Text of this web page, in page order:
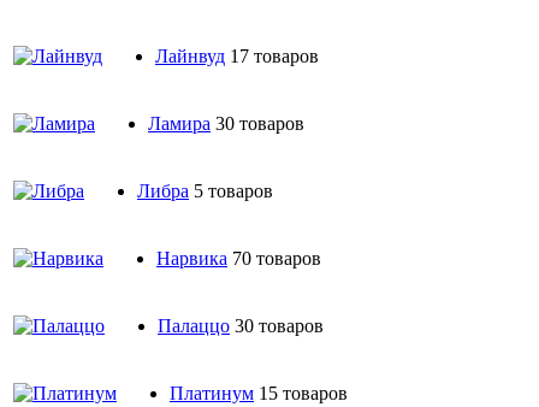
Лайнвуд 17 товаров
Ламира 30 товаров
Либра 5 товаров
Нарвика 70 товаров
Палаццо 30 товаров
Платинум 15 товаров